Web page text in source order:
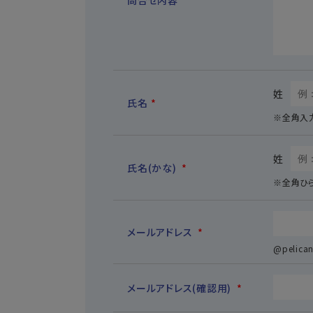
氏名 *
姓
※全角入
氏名(かな) *
姓
※全角ひ
メールアドレス *
メールアドレス(確認用) *